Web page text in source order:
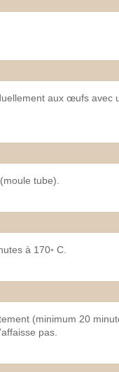
aux œufs avec
tube).
à 170◦ C.
(minimum 20
pas.